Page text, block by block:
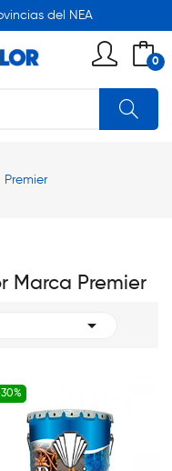
del NEA
0
Premier
Marca Premier
